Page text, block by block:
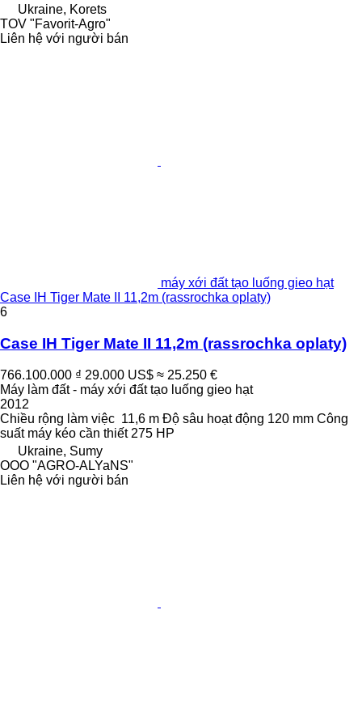
Ukraine, Korets
TOV "Favorit-Agro"
Liên hệ với người bán
máy xới đất tạo luống gieo hạt
Case IH Tiger Mate II 11,2m (rassrochka oplaty)
6
Case IH Tiger Mate II 11,2m (rassrochka oplaty)
766.100.000 ₫ 29.000 US$ ≈ 25.250 €
Máy làm đất - máy xới đất tạo luống gieo hạt
2012
Chiều rộng làm việc 11,6 m Độ sâu hoạt động 120 mm Công
suất máy kéo cần thiết 275 HP
Ukraine, Sumy
OOO "AGRO-ALYaNS"
Liên hệ với người bán